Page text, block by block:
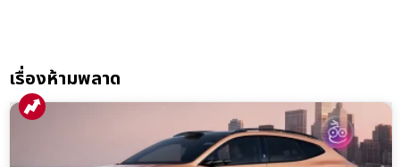
เรื่องห้ามพลาด